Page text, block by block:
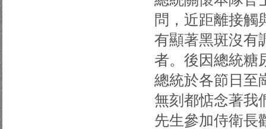
問，近距離接觸
有顯著黑斑沒有
者。後因總統糖
總統於各節日至
無刻都惦念著我
先生參加侍衛長